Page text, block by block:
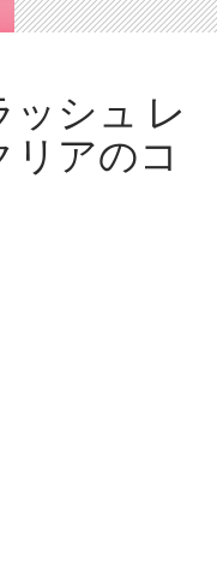
シュ レ
リアのコ